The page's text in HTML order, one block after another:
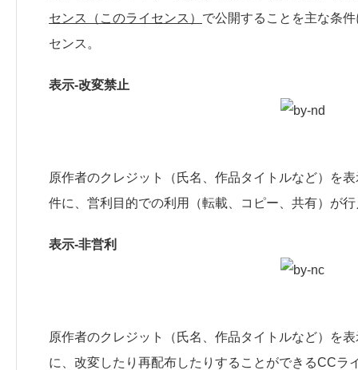
センス（このライセンス） で公開することを主な条
センス。
表示-改変禁止
原作者のクレジット（氏名、作品タイトルなど）を
件に、営利目的での利用（転載、コピー、共有）が
表示-非営利
原作者のクレジット（氏名、作品タイトルなど）を
に、改変したり再配布したりすることができるCCラ